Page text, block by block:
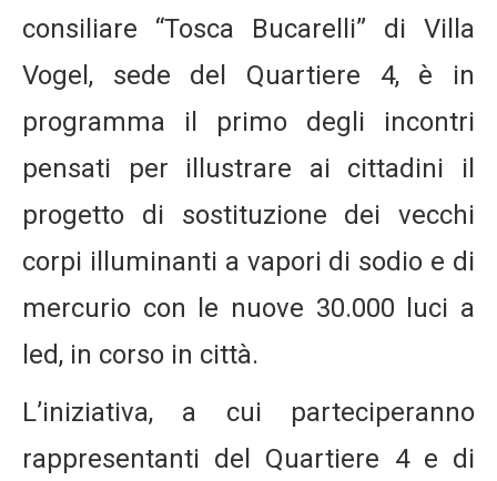
consiliare “Tosca Bucarelli” di Villa
Vogel, sede del Quartiere 4, è in
programma il primo degli incontri
pensati per illustrare ai cittadini il
progetto di sostituzione dei vecchi
corpi illuminanti a vapori di sodio e di
mercurio con le nuove 30.000 luci a
led, in corso in città.
L’iniziativa, a cui parteciperanno
rappresentanti del Quartiere 4 e di